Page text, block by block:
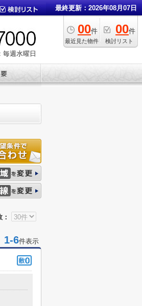
最終更新：2026年08月07日
00件
最近見た物件
00件
検討リスト
毎週水曜日
6件表示